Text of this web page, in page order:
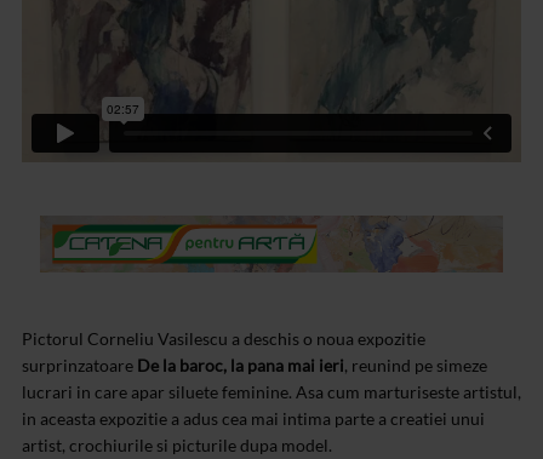
Pictorul Corneliu Vasilescu a deschis o noua expozitie
surprinzatoare De la baroc, la pana mai ieri, reunind pe simeze
lucrari in care apar siluete feminine. Asa cum marturiseste artistul,
in aceasta expozitie a adus cea mai intima parte a creatiei unui
artist, crochiurile si picturile dupa model.